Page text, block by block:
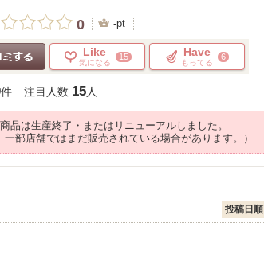
0 -pt
Like
気になる
15 Have
もってる
6
件 注目人数 15人
品は生産終了・またはリニューアルしました。
一部店舗ではまだ販売されている場合があります。）
投稿日順